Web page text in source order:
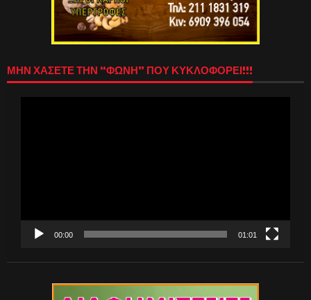
ΜΗΝ ΧΑΣΕΤΕ ΤΗΝ “ΦΩΝΗ” ΠΟΥ ΚΥΚΛΟΦΟΡΕΙ!!!
00:00 01:01